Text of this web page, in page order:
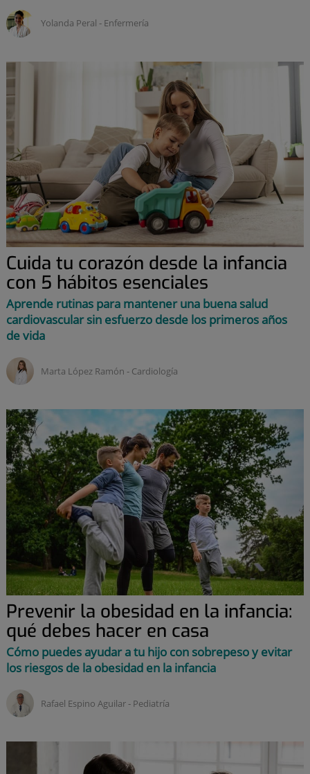
Yolanda Peral ‑ enfermería
Cuida tu corazón desde la infancia
con 5 hábitos esenciales
Aprende rutinas para mantener una buena salud
cardiovascular sin esfuerzo desde los primeros años
de vida
Marta López Ramón ‑ Cardiología
Prevenir la obesidad en la infancia:
qué debes hacer en casa
Cómo puedes ayudar a tu hijo con sobrepeso y evitar
los riesgos de la obesidad en la infancia
Rafael Espino Aguilar ‑ Pediatría